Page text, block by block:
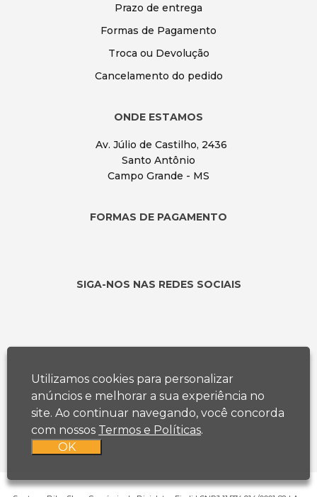
Prazo de entrega
Formas de Pagamento
Troca ou Devolução
Cancelamento do pedido
ONDE ESTAMOS
Av. Júlio de Castilho, 2436
Santo Antônio
Campo Grande - MS
FORMAS DE PAGAMENTO
SIGA-NOS NAS REDES SOCIAIS
Utilizamos cookies para personalizar
anúncios e melhorar a sua experiência no
site. Ao continuar navegando, você concorda
com nossos Termos e Políticas.
OK